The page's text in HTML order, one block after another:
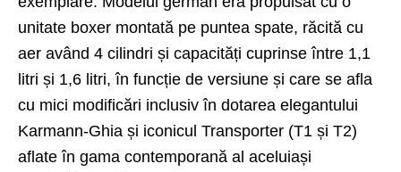
unitate boxer montată pe puntea spate, răcită cu
aer având 4 cilindri și capacități cuprinse între 1,1
litri și 1,6 litri, în funcție de versiune și care se afla
cu mici modificări inclusiv în dotarea elegantului
Karmann-Ghia și iconicul Transporter (T1 și T2)
aflate în gama contemporană al aceluiași